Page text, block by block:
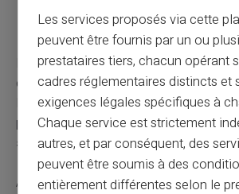
Rupture de contrat
La rupture d'un contrat
conséquences sur le maintien des
En effet, si l'enfant n'est plus en
plus être reconnu comme tel — ce qui
suspension du versementdes
Après la rupture d'un contrat
Les services proposés via cette
peuvent être fournis par un ou
prestataires tiers, chacun opérant
cadres réglementaires distincts et
exigences légales spécifiques à
Chaque service est strictement
autres, et par conséquent, des
peuvent être soumis à des
entièrement différentes selon le